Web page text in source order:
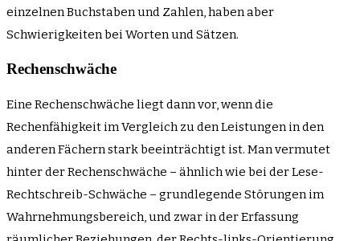
einzelnen Buchstaben und Zahlen, haben aber
Schwierigkeiten bei Worten und Sätzen.
Rechenschwäche
Eine Rechenschwäche liegt dann vor, wenn die
Rechenfähigkeit im Vergleich zu den Leistungen in den
anderen Fächern stark beeinträchtigt ist. Man vermutet
hinter der Rechenschwäche – ähnlich wie bei der Lese-
Rechtschreib-Schwäche – grundlegende Störungen im
Wahrnehmungsbereich, und zwar in der Erfassung